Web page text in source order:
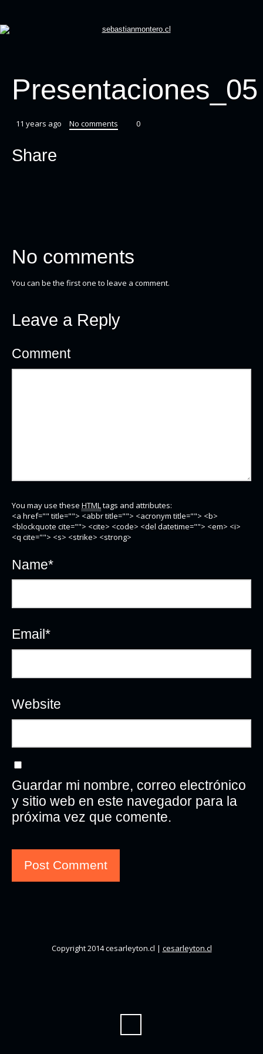
Presentaciones_05
11 years ago No comments 0
Share
No comments
You can be the first one to leave a comment.
Leave a Reply
Comment
You may use these HTMLtags and attributes:
<a href="" title=""> <abbr title=""> <acronym title=""> <b>
<blockquote cite=""> <cite> <code> <del datetime=""> <em> <i>
<q cite=""> <s> <strike> <strong>
Name*
Email *
Website
Guardar mi nombre, correo electrónico
y sitio web en este navegador para la
próxima vez que comente.
Copyright 2014 cesarleyton.cl | cesarleyton.cl